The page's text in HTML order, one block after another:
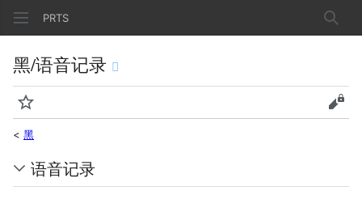
PRTS 搜索
黑/语音记录
监视
查看
< 黑
语音记录